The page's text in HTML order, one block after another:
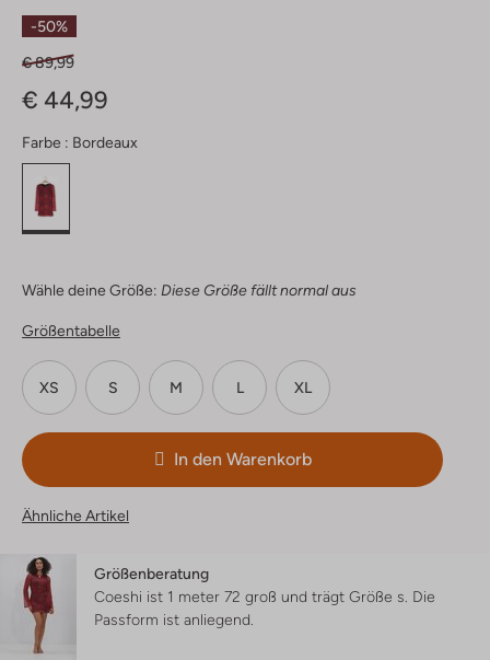
-50%
€ 89,99
€ 44,99
Farbe : Bordeaux
Wähle deine Größe: Diese Größe fällt normal aus
Größentabelle
XS S M L XL
In den Warenkorb
Ähnliche Artikel
Größenberatung
Coeshi ist 1 meter 72 groß und trägt Größe s. Die
Passform ist anliegend